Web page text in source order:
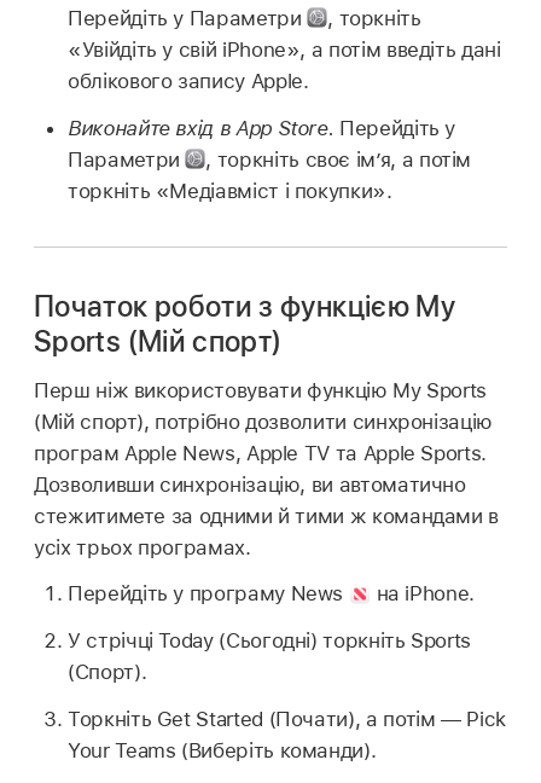
Перейдіть у Параметри
, торкніть
«Увійдіть у свій iPhone», а потім введіть дані
облікового запису Apple.
Виконайте вхід в App Store. Перейдіть у
Параметри
, торкніть своє ім’я, а потім
торкніть «Медіавміст і покупки».
Початок роботи з функцією My
Sports (Мій спорт)
Перш ніж використовувати функцію My Sports
(Мій спорт), потрібно дозволити синхронізацію
програм Apple News, Apple TV та Apple Sports.
Дозволивши синхронізацію, ви автоматично
стежитимете за одними й тими ж командами в
усіх трьох програмах.
Перейдіть у програму News
на iPhone.
У стрічці Today (Сьогодні) торкніть Sports
(Спорт).
Торкніть Get Started (Почати), а потім — Pick
Your Teams (Виберіть команди).